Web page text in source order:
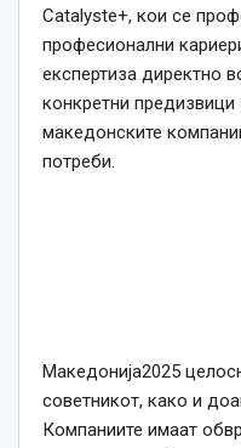
Catalyste+, кои се
професионални
експертиза директно
конкретни
македонските
потреби.
Македонија2025
советникот, како и
Компаниите имаат